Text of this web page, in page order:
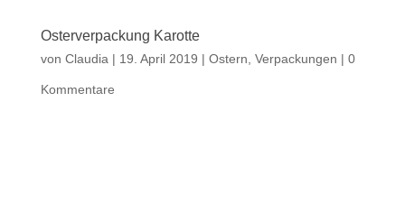
Osterverpackung Karotte
von Claudia | 19. April 2019 | Ostern Verpackungen | 0
Kommentare